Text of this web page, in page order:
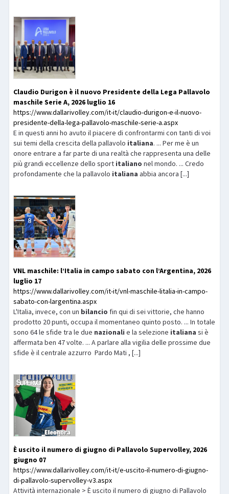
Claudio Durigon è il nuovo Presidente della Lega Pallavolo
maschile Serie A, 2026 luglio 16
https://www.dallarivolley.com/it-it/claudio-durigon-e-il-nuovo-
presidente-della-lega-pallavolo-maschile-serie-a.aspx
E in questi anni ho avuto il piacere di confrontarmi con tanti di voi
sui temi della crescita della pallavolo italiana. ... Per me è un
onore entrare a far parte di una realtà che rappresenta una delle
più grandi eccellenze dello sport italiano nel mondo. ... Credo
profondamente che la pallavolo italiana abbia ancora [...]
VNL maschile: l’Italia in campo sabato con l’Argentina, 2026
luglio 17
https://www.dallarivolley.com/it-it/vnl-maschile-litalia-in-campo-
sabato-con-largentina.aspx
L'Italia, invece, con un bilancio fin qui di sei vittorie, che hanno
prodotto 20 punti, occupa il momentaneo quinto posto. ... In totale
sono 64 le sfide tra le due nazionali e la selezione italiana si è
affermata ben 47 volte. ... A parlare alla vigilia delle prossime due
sfide è il centrale azzurro Pardo Mati , [...]
È uscito il numero di giugno di Pallavolo Supervolley, 2026
giugno 07
https://www.dallarivolley.com/it-it/e-uscito-il-numero-di-giugno-
di-pallavolo-supervolley-v3.aspx
Attività internazionale > È uscito il numero di giugno di Pallavolo